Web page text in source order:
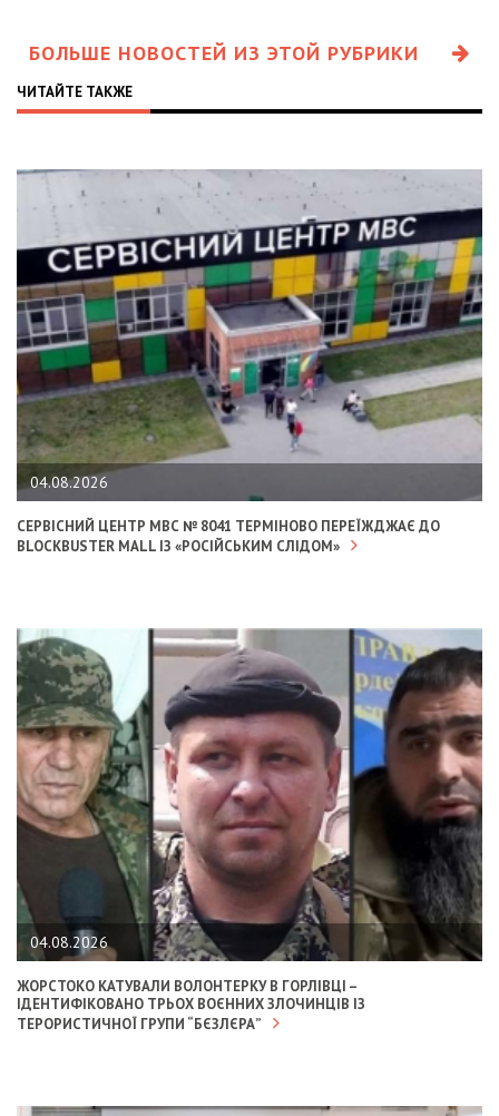
БОЛЬШЕ НОВОСТЕЙ ИЗ ЭТОЙ РУБРИКИ
ЧИТАЙТЕ ТАКЖЕ
04.08.2026
СЕРВІСНИЙ ЦЕНТР МВС № 8041 ТЕРМІНОВО ПЕРЕЇЖДЖАЄ ДО
BLOCKBUSTER MALL ІЗ «РОСІЙСЬКИМ СЛІДОМ»
04.08.2026
ЖОРСТОКО КАТУВАЛИ ВОЛОНТЕРКУ В ГОРЛІВЦІ –
ІДЕНТИФІКОВАНО ТРЬОХ ВОЄННИХ ЗЛОЧИНЦІВ ІЗ
ТЕРОРИСТИЧНОЇ ГРУПИ “БЄЗЛЄРА”